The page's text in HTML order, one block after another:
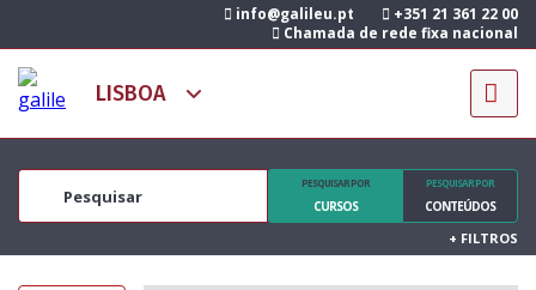
info@galileu.pt
+351 21 361 22 00
Chamada de rede fixa nacional
PESQUISAR POR
CURSOS
PESQUISAR POR
CONTEÚDOS
+ FILTROS